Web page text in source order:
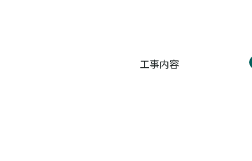
工事内容